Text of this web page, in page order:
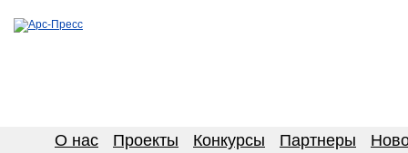
О нас Проекты Конкурсы Партнеры